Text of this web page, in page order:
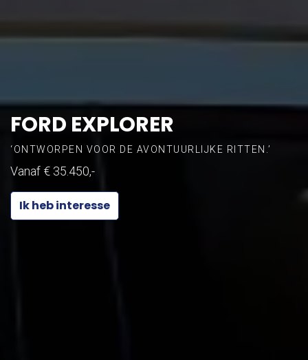
FORD EXPLORER
‘ONTWORPEN VOOR DE AVONTUURLIJKE RITTEN.’
Vanaf € 35.450,-
Ik heb interesse